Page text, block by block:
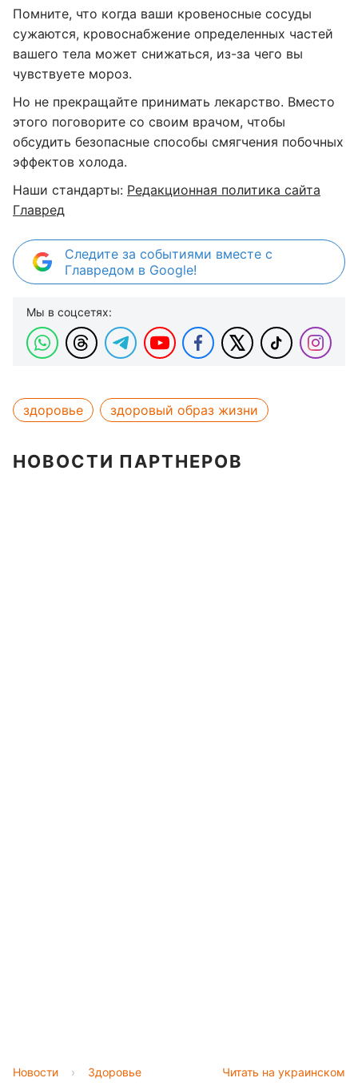
Помните, что когда ваши кровеносные сосуды
сужаются, кровоснабжение определенных частей
вашего тела может снижаться, из-за чего вы
чувствуете мороз.
Но не прекращайте принимать лекарство. Вместо
этого поговорите со своим врачом, чтобы
обсудить безопасные способы смягчения побочных
эффектов холода.
Наши стандарты: Редакционная политика сайта
Главред
Следите за событиями вместе с
Главредом в Google!
Мы в соцсетях:
здоровье здоровый образ жизни
НОВОСТИ ПАРТНЕРОВ
Читать на украинском
Новости › Здоровье